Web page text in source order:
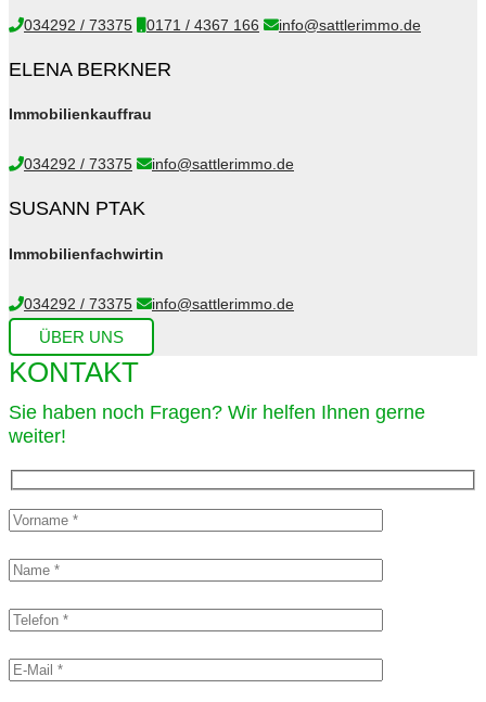
034292 / 73375 0171 / 4367 166 info@sattlerimmo.de
ELENA BERKNER
Immobilienkauffrau
034292 / 73375 info@sattlerimmo.de
SUSANN PTAK
Immobilienfachwirtin
034292 / 73375 info@sattlerimmo.de
ÜBER UNS
KONTAKT
Sie haben noch Fragen? Wir helfen Ihnen gerne
weiter!​